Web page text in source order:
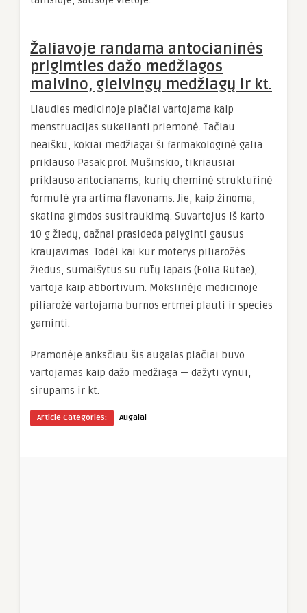
Žaliavoje randama antocianinės
prigimties dažo medžiagos
malvino, gleivingų medžiagų ir kt.
Liaudies medicinoje plačiai vartojama kaip
menstruacijas sukelianti priemonė. Tačiau
neaišku, kokiai medžiagai ši farmakologinė galia
priklauso Pasak prof. Mušinskio, tikriausiai
priklauso antocianams, kurių cheminė struktūrinė
formulė yra artima flavonams. Jie, kaip žinoma,
skatina gimdos susitraukimą. Suvartojus iš karto
10 g žiedų, dažnai prasideda palyginti gausus
kraujavimas. Todėl kai kur moterys piliarožės
žiedus, sumaišytus su rūtų lapais (Folia Rutae),.
vartoja kaip abbortivum. Mokslinėje medicinoje
piliarožė vartojama burnos ertmei plauti ir species
gaminti.
Pramonėje anksčiau šis augalas plačiai buvo
vartojamas kaip dažo medžiaga — dažyti vynui,
sirupams ir kt.
Article Categories: Augalai